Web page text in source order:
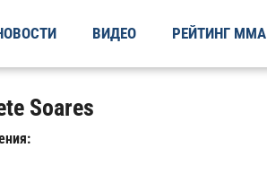
ВИДЕО РЕЙТИНГ ММА
Soares